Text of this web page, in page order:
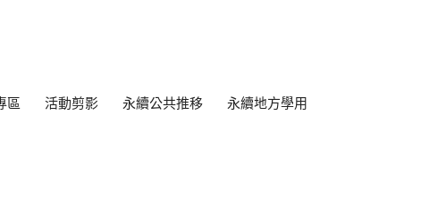
區 活動剪影 永續公共推移 永續地方學用